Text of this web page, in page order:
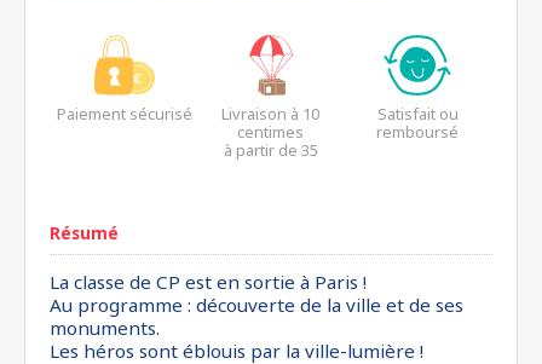
Paiement sécurisé
Livraison à 10
centimes
à partir de 35
Satisfait ou
remboursé
Résumé
La classe de CP est en sortie à Paris !
Au programme : découverte de la ville et de ses
monuments.
Les héros sont éblouis par la ville-lumière !